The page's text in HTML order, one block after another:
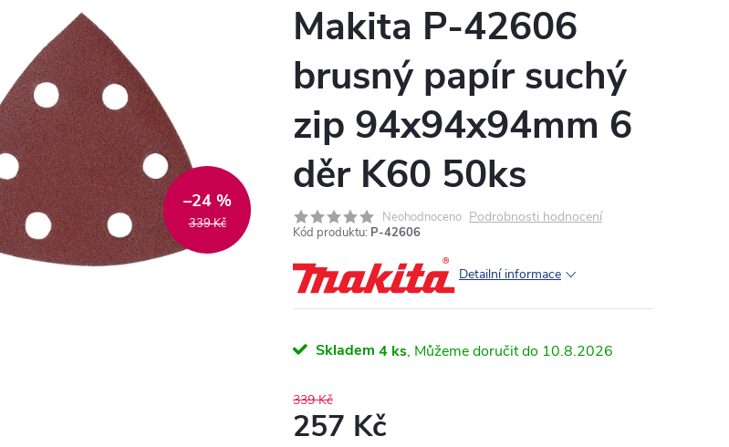
339 Kč
–24 %
Makita P-42606
brusný papír suchý
zip 94x94x94mm 6
děr K60 50ks
Neohodnoceno Podrobnosti hodnocení
Kód produktu: P-42606
Detailní informace
Skladem 4 ks 10.8.2026
339 Kč
257 Kč